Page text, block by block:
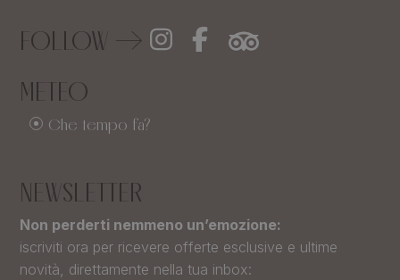
FOLLOW
METEO
Che tempo fa?
NEWSLETTER
Non perderti nemmeno un’emozione:
iscriviti ora per ricevere offerte esclusive e ultime
novità, direttamente nella tua inbox: